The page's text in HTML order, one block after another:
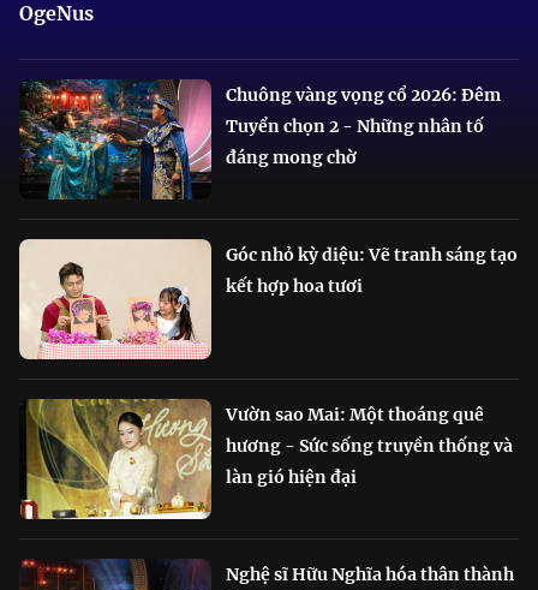
OgeNus
Chuông vàng vọng cổ 2026: Đêm
Tuyển chọn 2 - Những nhân tố
đáng mong chờ
Góc nhỏ kỳ diệu: Vẽ tranh sáng tạo
kết hợp hoa tươi
Vườn sao Mai: Một thoáng quê
hương - Sức sống truyền thống và
làn gió hiện đại
Nghệ sĩ Hữu Nghĩa hóa thân thành